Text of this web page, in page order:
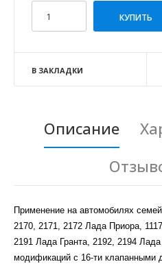
В ЗАКЛАДКИ
Описание
Применение на автомобилях
2170, 2171, 2172 Лада Приора,
2191 Лада Гранта, 2192, 2194
модификаций с 16-ти клапанными